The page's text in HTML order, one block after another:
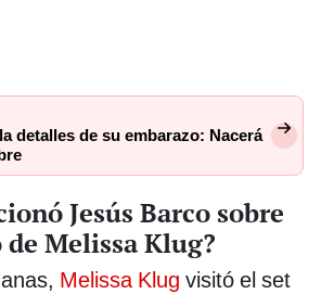
detalles de su embarazo: Nacerá
Jesús Barco sobre
Melissa Klug?
Melissa Klug visitó el set